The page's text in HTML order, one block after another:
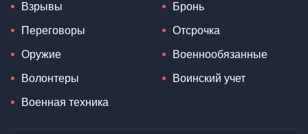
Взрывы
Переговоры
Оружие
Волонтеры
Военная техника
Бронь
Отсрочка
Военнообязанные
Воинский учет